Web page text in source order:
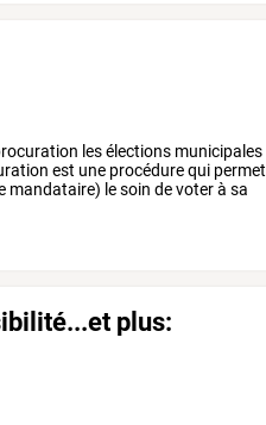
lesélections municipales
est une procédurequi permet
mandataire) lesoin devoterà sa
plus: